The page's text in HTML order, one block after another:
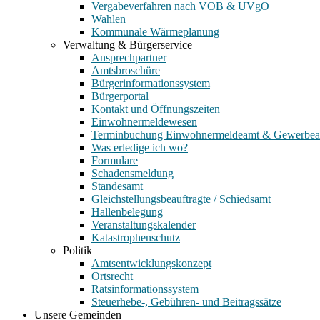
Vergabeverfahren nach VOB & UVgO
Wahlen
Kommunale Wärmeplanung
Verwaltung & Bürgerservice
Ansprechpartner
Amtsbroschüre
Bürgerinformationssystem
Bürgerportal
Kontakt und Öffnungszeiten
Einwohnermeldewesen
Terminbuchung Einwohnermeldeamt &
Was erledige ich wo?
Formulare
Schadensmeldung
Standesamt
Gleichstellungsbeauftragte / Schiedsamt
Hallenbelegung
Veranstaltungskalender
Katastrophenschutz
Politik
Amtsentwicklungskonzept
Ortsrecht
Ratsinformationssystem
Steuerhebe-, Gebühren- und Beitragssätze
Unsere Gemeinden